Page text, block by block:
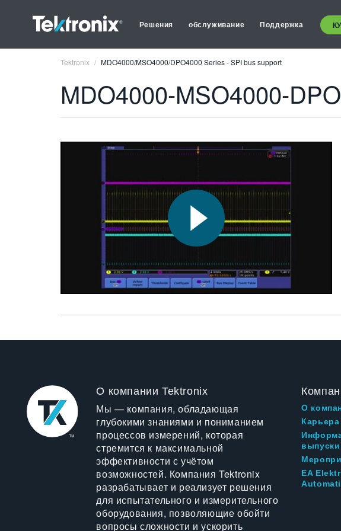
Решения обслуживание Поддержка
Tektronix MDO4000/MSO4000/DPO4000 Series - SPI bus support
MDO4000-MSO4000-
О компании Tektronix
Мы — компания, обладающая
глубокими знаниями и пониманием
процессов измерений, которая
стремится к максимальной
эффективности с учётом
возможностей. Компания Tektronix
разрабатывает и реализует решения
для испытательного и измерительного
оборудования, позволяющие обойти
вопросы сложности и ускорить
О
Карьера
выпуски
EA